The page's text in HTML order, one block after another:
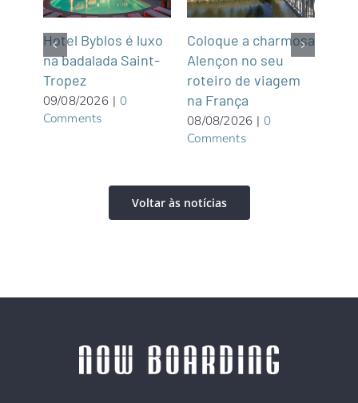
Hotel Byblos é luxo
na badalada Saint-
Tropez
09/08/2026 | 0
Comments
Coloque a charmosa
Alençon no seu
roteiro de viagem
na França
08/08/2026 | 0
Comments
Voltar às notícias